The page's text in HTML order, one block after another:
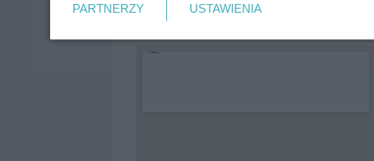
PRZYBLIŻONA LOKALIZACJA NA MAPIE
PARTNERZY USTAWIENIA